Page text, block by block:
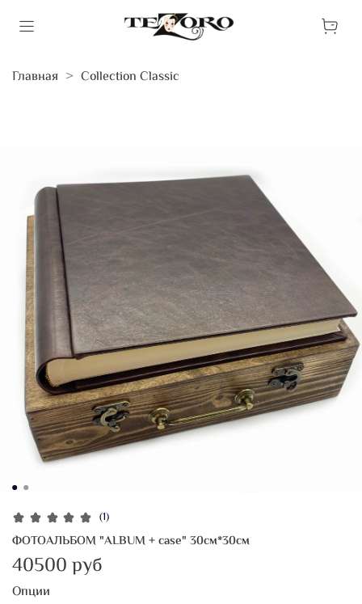
Главная Collection Classic
(1)
ФОТОАЛЬБОМ "ALBUM + case" 30см*30см
40500 руб
Опции